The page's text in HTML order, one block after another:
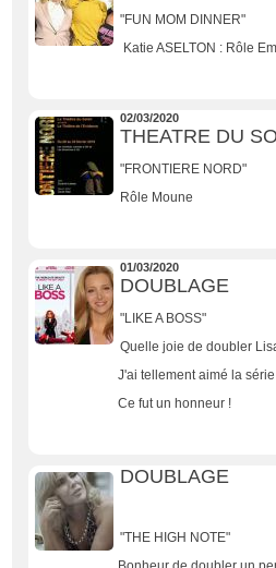
"FUN MOM DINNER"
Katie ASELTON : Rôle
02/03/2020
THEATRE DU
"FRONTIERE NORD"
Rôle Moune
01/03/2020
DOUBLAGE
"LIKE A BOSS"
Quelle joie de doubler
J'ai tellement aimé la
Ce fut un honneur !
DOUBLAGE
"THE HIGH NOTE"